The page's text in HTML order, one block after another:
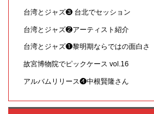
台湾とジャズ❸ 台北でセッション
台湾とジャズ❷アーティスト紹介
台湾とジャズ❶黎明期ならではの面白さ
故宮博物院でピックケース vol.16
アルバムリリース❹中根賢隆さん